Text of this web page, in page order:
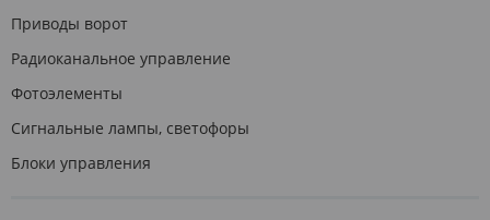
Приводы ворот
Радиоканальное управление
Фотоэлементы
Сигнальные лампы, светофоры
Блоки управления